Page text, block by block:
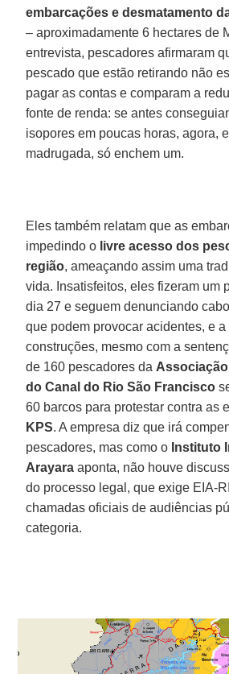
embarcações e desmatamento
– aproximadamente 6 hectares de
entrevista, pescadores afirmaram
pescado que estão retirando não
pagar as contas e comparam a
fonte de renda: se antes
isopores em poucas horas, agora,
madrugada, só enchem um.
Eles também relatam que as
impedindo o livre acesso dos
região, ameaçando assim uma
vida. Insatisfeitos, eles fizeram um
dia 27 e seguem denunciando
que podem provocar acidentes, e
construções, mesmo com a
de 160 pescadores da
do Canal do Rio São Francisco
60 barcos para protestar contra as
KPS. A empresa diz que irá
pescadores, mas como o Instituto
Arayara aponta, não houve
do processo legal, que exige EIA-
chamadas oficiais de audiências
categoria.